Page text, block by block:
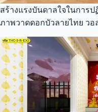
สร้างแรงบันดาลใจในการ
ภาพวาดดอกบัวลายไทย วอ